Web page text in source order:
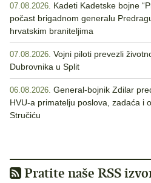
07.08.2026. Kadeti Kadetske bojne
počast brigadnom generalu
hrvatskim braniteljima
07.08.2026. Vojni piloti prevezli
Dubrovnika u Split
06.08.2026. General-bojnik Zdilar
HVU-a primatelju poslova, zadaća i
Stručiću
Pratite naše RSS